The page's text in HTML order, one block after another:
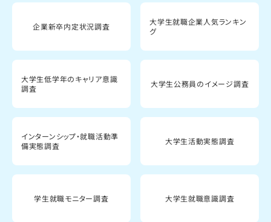
企業新卒内定状況調査
大学生就職企業人気ランキン
グ
大学生低学年のキャリア意識
調査
大学生公務員のイメージ調査
インターンシップ・就職活動準
備実態調査
大学生活動実態調査
学生就職モニター調査 大学生就職意識調査